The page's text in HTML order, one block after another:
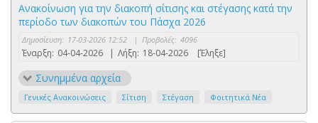
Ανακοίνωση για την διακοπή σίτισης και στέγασης κατά την
περίοδο των διακοπών του Πάσχα 2026
Δημοσίευση: 17-03-2026 12:52 | Προβολές: 4096
Έναρξη: 04-04-2026 | Λήξη: 18-04-2026 [Έληξε]
Συνημμένα αρχεία
Γενικές Ανακοινώσεις Σίτιση Στέγαση Φοιτητικά Νέα